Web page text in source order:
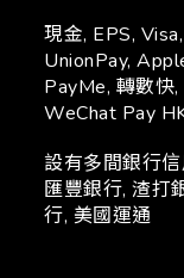
現金, EPS,
UnionPay,
PayMe, 轉數快
WeChat Pay
設有多間銀行
匯豐銀行, 渣打
行, 美國運通